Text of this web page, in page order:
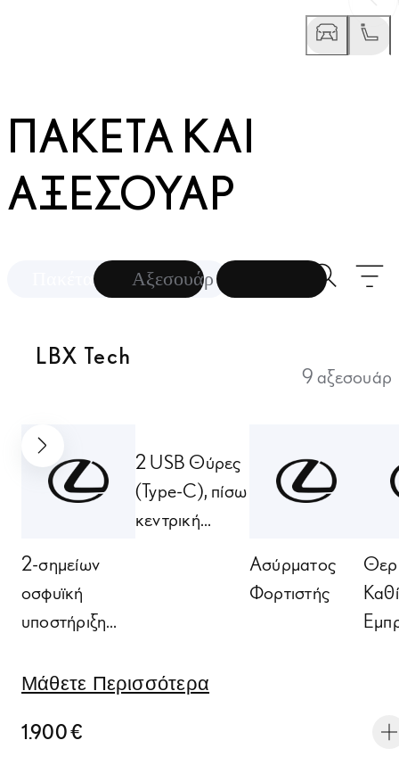
ΠΑΚΈΤΑ ΚΑΙ
ΑΞΕΣΟΥΆΡ
Αξεσουάρ
LBX Tech
9 αξεσουάρ
ΕΠΌΜΕΝΟ
2-σημείων
οσφυϊκή
υποστήριξη
2 USB Θύρες
(Type-C), πίσω
κεντρική
Ασύρματος
Φορτιστής
Μάθετε Περισσότερα
1.900 €